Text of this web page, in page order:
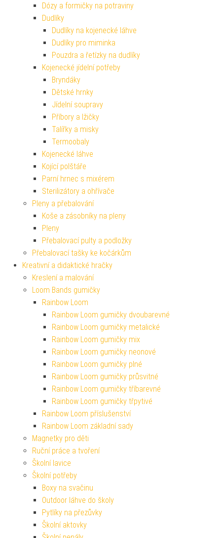
Dózy a formičky na potraviny
Dudlíky
Dudlíky na kojenecké láhve
Dudlíky pro miminka
Pouzdra a řetízky na dudlíky
Kojenecké jídelní potřeby
Bryndáky
Dětské hrnky
Jídelní soupravy
Příbory a lžičky
Talířky a misky
Termoobaly
Kojenecké láhve
Kojící polštáře
Parní hrnec s mixérem
Sterilizátory a ohřívače
Pleny a přebalování
Koše a zásobníky na pleny
Pleny
Přebalovací pulty a podložky
Přebalovací tašky ke kočárkům
Kreativní a didaktické hračky
Kreslení a malování
Loom Bands gumičky
Rainbow Loom
Rainbow Loom gumičky dvoubarevné
Rainbow Loom gumičky metalické
Rainbow Loom gumičky mix
Rainbow Loom gumičky neonové
Rainbow Loom gumičky plné
Rainbow Loom gumičky průsvitné
Rainbow Loom gumičky tříbarevné
Rainbow Loom gumičky třpytivé
Rainbow Loom příslušenství
Rainbow Loom základní sady
Magnetky pro děti
Ruční práce a tvoření
Školní lavice
Školní potřeby
Boxy na svačinu
Outdoor láhve do školy
Pytlíky na přezůvky
Školní aktovky